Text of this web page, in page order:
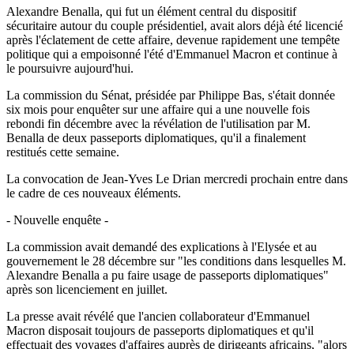
Alexandre Benalla, qui fut un élément central du dispositif
sécuritaire autour du couple présidentiel, avait alors déjà été licencié
après l'éclatement de cette affaire, devenue rapidement une tempête
politique qui a empoisonné l'été d'Emmanuel Macron et continue à
le poursuivre aujourd'hui.
La commission du Sénat, présidée par Philippe Bas, s'était donnée
six mois pour enquêter sur une affaire qui a une nouvelle fois
rebondi fin décembre avec la révélation de l'utilisation par M.
Benalla de deux passeports diplomatiques, qu'il a finalement
restitués cette semaine.
La convocation de Jean-Yves Le Drian mercredi prochain entre dans
le cadre de ces nouveaux éléments.
- Nouvelle enquête -
La commission avait demandé des explications à l'Elysée et au
gouvernement le 28 décembre sur "les conditions dans lesquelles M.
Alexandre Benalla a pu faire usage de passeports diplomatiques"
après son licenciement en juillet.
La presse avait révélé que l'ancien collaborateur d'Emmanuel
Macron disposait toujours de passeports diplomatiques et qu'il
effectuait des voyages d'affaires auprès de dirigeants africains, "alors